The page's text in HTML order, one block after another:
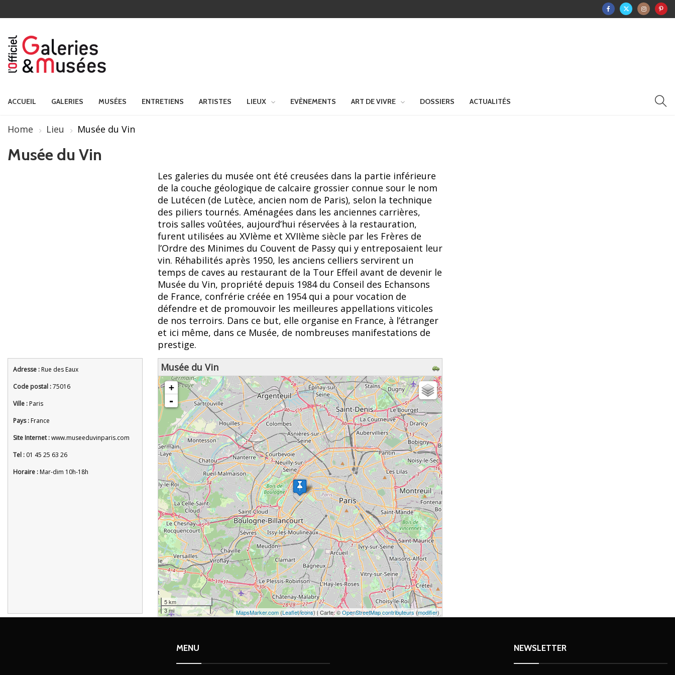
ACCUEIL GALERIES MUSÉES ENTRETIENS ARTISTES LIEUX EVÈNEMENTS ART DE VIVRE DOSSIERS ACTUALITÉS
Home Lieu Musée du Vin
Musée du Vin
Les galeries du musée ont été creusées dans la partie inférieure
de la couche géologique de calcaire grossier connue sour le nom
de Lutécen (de Lutèce, ancien nom de Paris), selon la technique
des piliers tournés. Aménagées dans les anciennes carrières,
trois salles voûtées, aujourd’hui réservées à la restauration,
furent utilisées au XVIème et XVIIème siècle par les Frères de
l’Ordre des Minimes du Couvent de Passy qui y entreposaient leur
vin. Réhabilités après 1950, les anciens celliers servirent un
temps de caves au restaurant de la Tour Effeil avant de devenir le
Musée du Vin, propriété depuis 1984 du Conseil des Echansons
de France, confrérie créée en 1954 qui a pour vocation de
défendre et de promouvoir les meilleures appellations viticoles
de nos terroirs. Dans ce but, elle organise en France, à l’étranger
et ici même, dans ce Musée, de nombreuses manifestations de
prestige.
Adresse :Rue des Eaux
Code postal :75016
Ville :Paris
Pays :France
Site Internet :www.museeduvinparis.com
Tel : 01 45 25 63 26
Horaire :Mar-dim 10h-18h
Musée du Vin
chargement de la carte - veuillez patienter...
+
-
5 km
3 mi
MapsMarker.com(Leaflet/icons) | Carte: ©OpenStreetMap contributeurs(modifier)
MENU NEWSLETTER